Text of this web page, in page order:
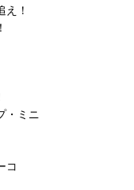
！
・ミニ
コ